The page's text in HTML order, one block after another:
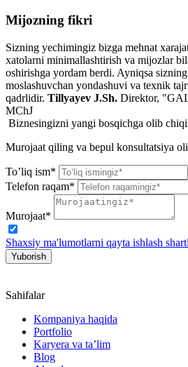
Mijozning fikri
Sizning yechimingiz bizga mehnat
xatolarni minimallashtirish va mijozlar
oshirishga yordam berdi. Ayniqsa
moslashuvchan yondashuvi va texnik
qadrlidir. Tillyayev J.Sh. Direktor,
MChJ
Biznesingizni yangi bosqichga olib
Murojaat qiling va bepul konsultatsiya
To’liq ism*
Telefon raqam*
Murojaat*
Shaxsiy ma'lumotlarni qayta ishlash
Yuborish
Sahifalar
Kompaniya haqida
Portfolio
Karyera va ta’lim
Blog